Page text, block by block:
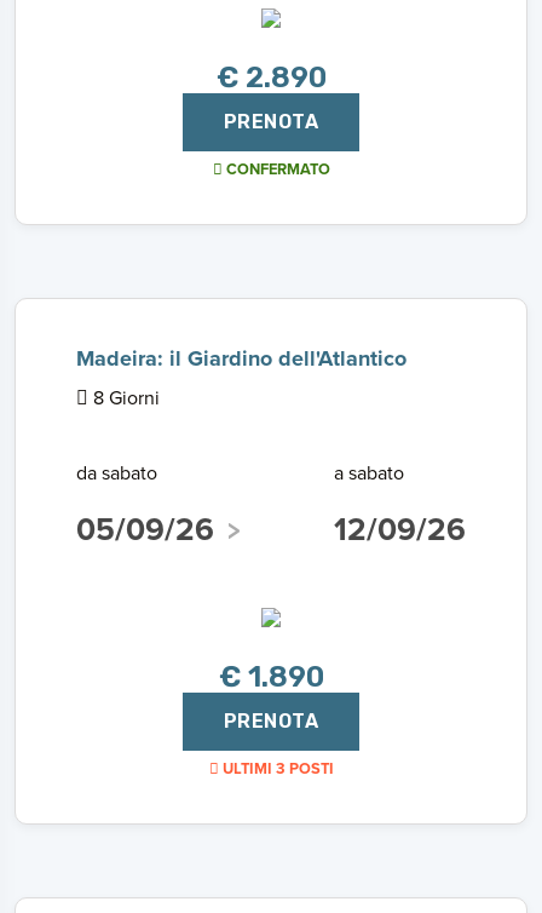
€ 2.890
PRENOTA
CONFERMATO
Madeira: il Giardino dell'Atlantico
8 Giorni
da sabato
05/09/26
a sabato
12/09/26
€ 1.890
PRENOTA
ULTIMI 3 POSTI